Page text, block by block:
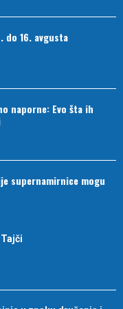
do 16. avgusta
naporne: Evo šta ih
supernamirnice mogu